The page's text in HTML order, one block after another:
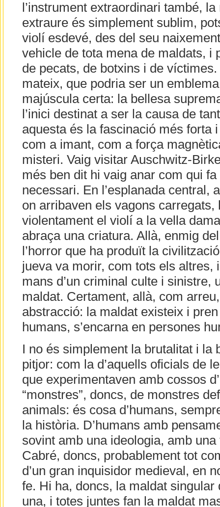
l’instrument extraordinari també,
extraure és simplement sublim,
violí esdevé, des del seu
vehicle de tota mena de maldats, i
de pecats, de botxins i de
mateix, que podria ser un
majúscula certa: la bellesa
l’inici destinat a ser la causa de
aquesta és la fascinació més forta
com a imant, com a força
misteri. Vaig visitar Auschwitz-
més ben dit hi vaig anar com qui
necessari. En l’esplanada central,
on arribaven els vagons carregats,
violentament el violí a la vella
abraça una criatura. Allà, enmig
l’horror que ha produït la
jueva va morir, com tots els altres,
mans d’un criminal culte i sinistre,
maldat. Certament, allà, com
abstracció: la maldat existeix i
humans, s’encarna en persones
I no és simplement la brutalitat i la
pitjor: com la d’aquells oficials de
que experimentaven amb cossos
“monstres”, doncs, de monstres
animals: és cosa d’humans,
la història. D’humans amb
sovint amb una ideologia, amb una
Cabré, doncs, probablement tot
d’un gran inquisidor medieval, en
fe. Hi ha, doncs, la maldat singular
una, i totes juntes fan la maldat